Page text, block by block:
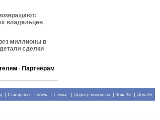
владельцев
миллионы в
сделки
• Партнёрам
| Священная Победа | Семья | Дорогу молодым | Зож 35 | Дом 35